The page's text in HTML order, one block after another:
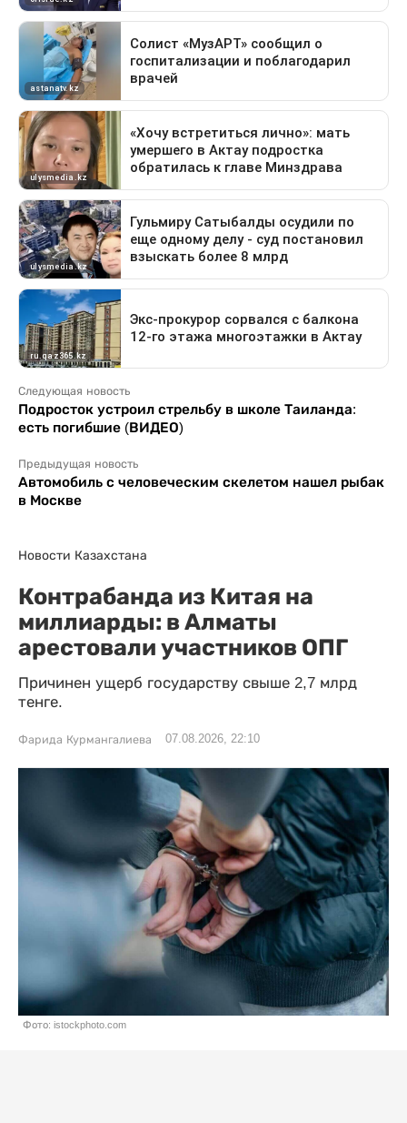
Следующая новость
Подросток устроил стрельбу в школе Таиланда:
есть погибшие (ВИДЕО)
Предыдущая новость
Автомобиль с человеческим скелетом нашел рыбак
в Москве
Новости Казахстана
Контрабанда из Китая на
миллиарды: в Алматы
арестовали участников ОПГ
Причинен ущерб государству свыше 2,7 млрд
тенге.
Фарида Курмангалиева 07.08.2026, 22:10
Фото: istockphoto.com